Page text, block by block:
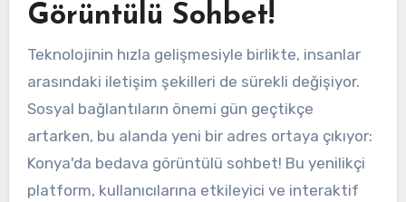
Görüntülü Sohbet!
Teknolojinin hızla gelişmesiyle birlikte, insanlar
arasındaki iletişim şekilleri de sürekli değişiyor.
Sosyal bağlantıların önemi gün geçtikçe
artarken, bu alanda yeni bir adres ortaya çıkıyor:
Konya'da bedava görüntülü sohbet! Bu yenilikçi
platform, kullanıcılarına etkileyici ve interaktif